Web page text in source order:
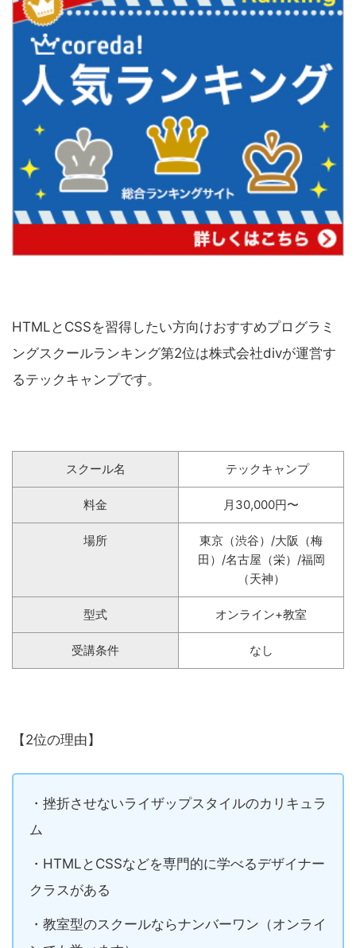
HTMLとCSSを習得したい方向けおすすめプログラミ
ングスクールランキング第2位は株式会社divが運営す
るテックキャンプです。
スクール名 テックキャンプ
料金 月30,000円〜
場所
東京（渋谷）/大阪（梅
田）/名古屋（栄）/福岡
（天神）
型式 オンライン+教室
受講条件 なし
【2位の理由】
・挫折させないライザップスタイルのカリキュラ
ム
・HTMLとCSSなどを専門的に学べるデザイナー
クラスがある
・教室型のスクールならナンバーワン（オンライ